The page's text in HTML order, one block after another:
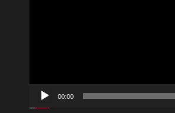
00:00